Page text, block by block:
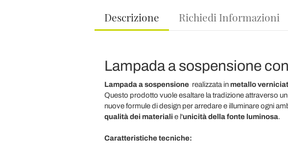
Descrizione Richiedi Informazioni
Lampada a sospensione
Lampada a sospensione realizzata in metallo
Questo prodotto vuole esaltare la tradizione attraverso un
nuove formule di design per arredare e illuminare ogni
qualità dei materiali e l'unicità della fonte luminosa.
Caratteristiche tecniche: